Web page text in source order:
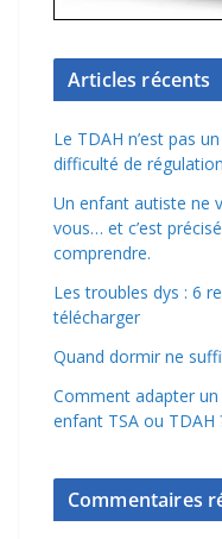
Articles récents
Le TDAH n’est pas
difficulté de
Un enfant autiste ne
vous… et c’est
comprendre.
Les troubles dys : 6
télécharger
Quand dormir ne
Comment adapter
enfant TSA ou TDAH
Commentaires